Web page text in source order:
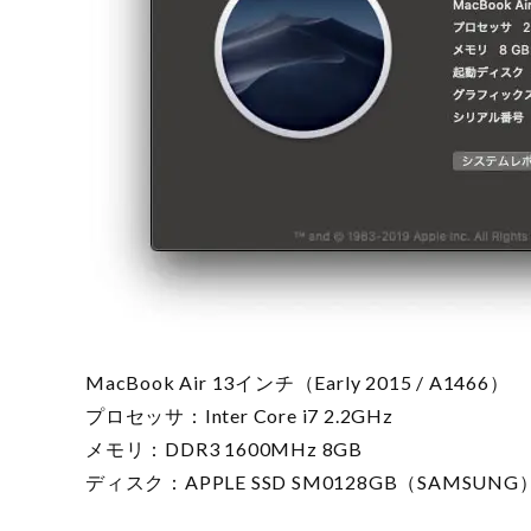
MacBook Air 13インチ（Early 2015 / A1466）
プロセッサ：Inter Core i7 2.2GHz
メモリ：DDR3 1600MHz 8GB
ディスク：APPLE SSD SM0128GB（SAMSUNG